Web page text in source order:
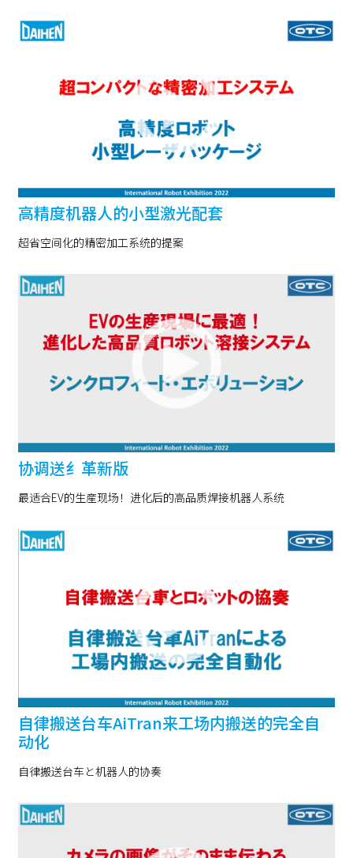
高精度机器人的小型激光配套
超省空间化的精密加工系统的提案
协调送纟革新版
最适合EV的生産现场！进化后的高品质焊接机器人系统
自律搬送台车AiTran来工场内搬送的完全自
动化
自律搬送台车と机器人的协奏